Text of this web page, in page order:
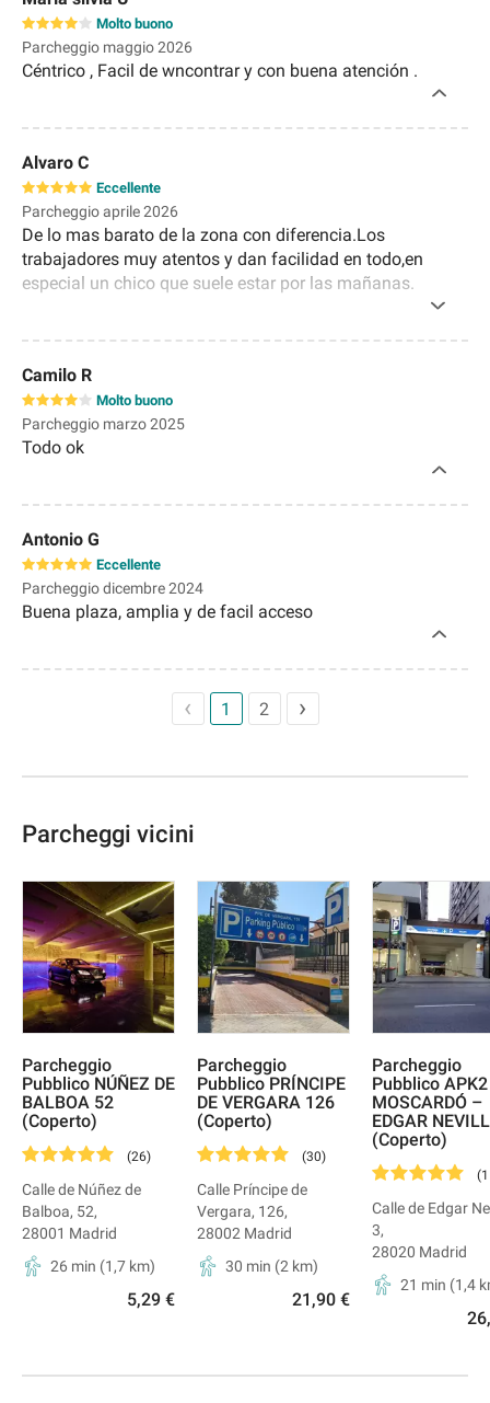
Molto buono
Parcheggio maggio 2026
Céntrico , Facil de wncontrar y con buena atención .
Alvaro C
Eccellente
Parcheggio aprile 2026
De lo mas barato de la zona con diferencia.Los
trabajadores muy atentos y dan facilidad en todo,en
especial un chico que suele estar por las mañanas.
Camilo R
Molto buono
Parcheggio marzo 2025
Todo ok
Antonio G
Eccellente
Parcheggio dicembre 2024
Buena plaza, amplia y de facil acceso
1 2
Parcheggi vicini
Parcheggio
Pubblico NÚÑEZ DE
BALBOA 52
(Coperto)
(26)
Calle de Núñez de
Balboa, 52,
28001 Madrid
26 min (1,7 km)
5,29 €
Parcheggio
Pubblico PRÍNCIPE
DE VERGARA 126
(Coperto)
(30)
Calle Príncipe de
Vergara, 126,
28002 Madrid
30 min (2 km)
21,90 €
Parcheggio
Pubblico APK2
MOSCARDÓ –
EDGAR
(Coperto)
(
Calle de Edgar
3,
28020 Madrid
21 min (1,4